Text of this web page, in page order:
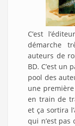
C’est
démarche
auteurs de
BD. C’est un
pool des
une
en train de
et ça sortira
qui n’est